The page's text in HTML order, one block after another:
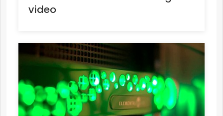
video